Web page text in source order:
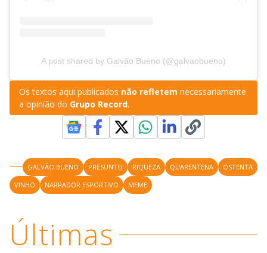
A post shared by Galvão Bueno (@galvaobueno)
Os textos aqui publicados não refletem necessariamente
a opinião do Grupo Record.
GALVÃO BUENO PRESUNTO RIQUEZA QUARENTENA
OSTENTA
VINHO
NARRADOR ESPORTIVO MEME
Últimas